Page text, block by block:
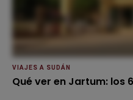
VIAJES A SUDÁN
Qué ver en Jartum: los